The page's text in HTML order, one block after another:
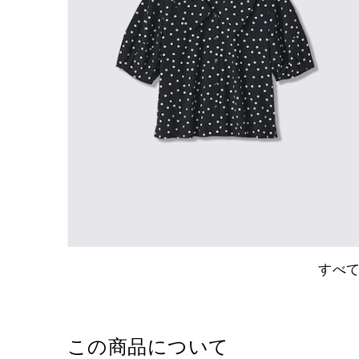
すべ
この商品について